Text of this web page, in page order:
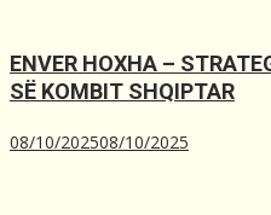
ENVER HOXHA –
SË KOMBIT SHQIPTAR
08/10/202508/10/2025